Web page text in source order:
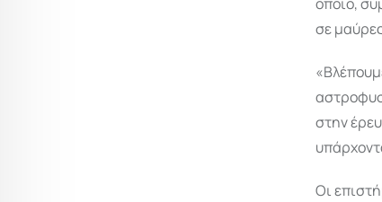
σε
στην
Οι